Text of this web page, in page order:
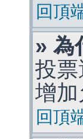
回頂
» 為
投
增
回頂